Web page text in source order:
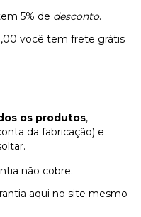
5% de desconto.
você tem frete grátis
os produtos,
da fabricação) e
não cobre.
aqui no site mesmo